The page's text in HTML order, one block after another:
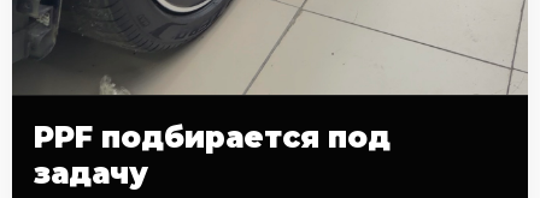
PPF подбирается под
задачу